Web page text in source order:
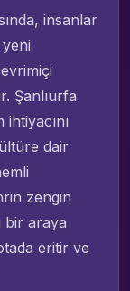
insanlar
Şanlıurfa
dair
zengin
bir araya
eritir ve